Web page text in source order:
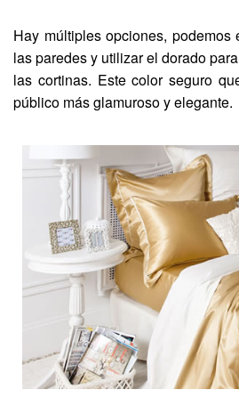
Hay múltiples opciones,
las paredes y utilizar el dorado
las cortinas. Este color seguro
público más glamuroso y elegante.